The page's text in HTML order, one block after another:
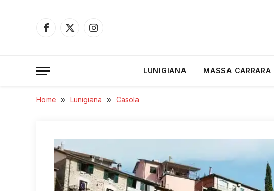
Facebook
X
Instagram
LUNIGIANA MASSA CARRARA
Home » Lunigiana » Casola